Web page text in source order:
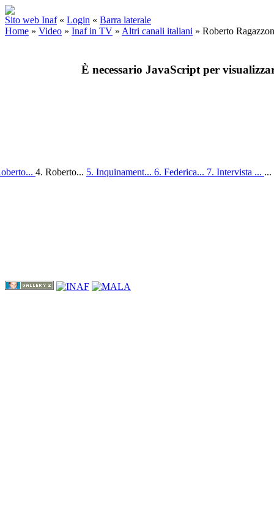
Sito web Inaf « Login « Barra laterale
Home » Video » Inaf in TV » Altri canali italiani » Roberto
È necessario JavaScript per
4. Roberto... 5. Inquinament... 6. Federica... 7. Intervista ... ...